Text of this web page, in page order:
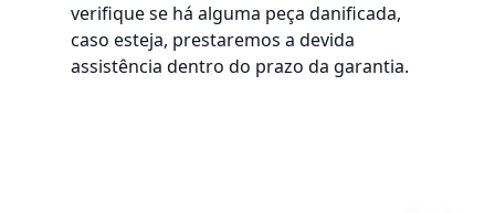
verifique se há alguma peça danificada,
caso esteja, prestaremos a devida
assistência dentro do prazo da garantia.